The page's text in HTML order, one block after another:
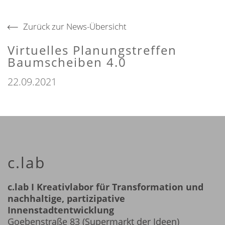
Virtuelles Planungstreffen
Baumscheiben 4.0
Zurück zur News-Übersicht
22.09.2021
c.lab
c.lab I Kreativlabor für Transformation und
nachhaltige, partizipative
Innenstadtentwicklung
Goebenstraße 83 (Supermarkt der Ideen)